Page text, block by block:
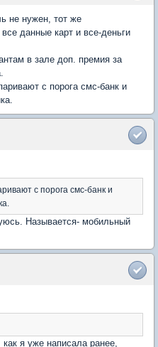
не нужен, тот же
данные карт и все-деньги
в зале доп. премия за
с порога смс-банк и
с порога смс-банк и
Называется- мобильный
я уже написала ранее,